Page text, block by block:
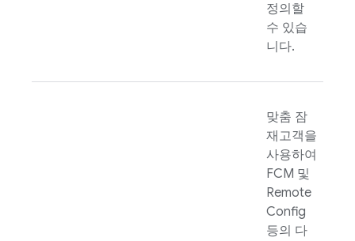
정의할
수 있습
니다.
맞춤 잠
재고객을
사용하여
FCM 및
Remote
Config
등의 다